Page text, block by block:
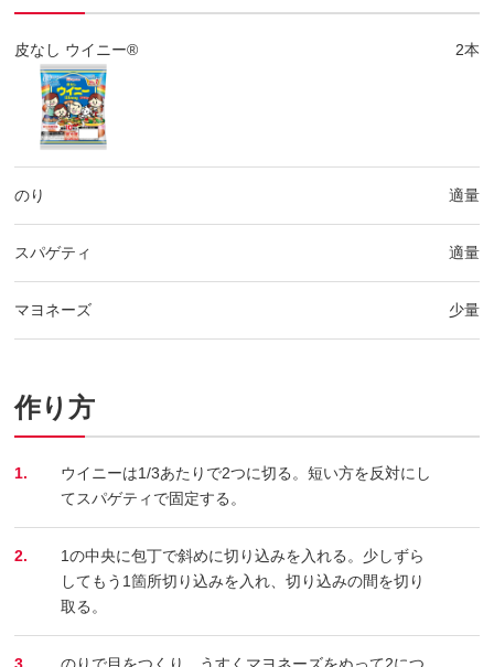
皮なし ウイニー® 2本
のり 適量
スパゲティ 適量
マヨネーズ 少量
作り方
1.
ウイニーは1/3あたりで2つに切る。短い方を反対にし
てスパゲティで固定する。
2.
1の中央に包丁で斜めに切り込みを入れる。少しずら
してもう1箇所切り込みを入れ、切り込みの間を切り
取る。